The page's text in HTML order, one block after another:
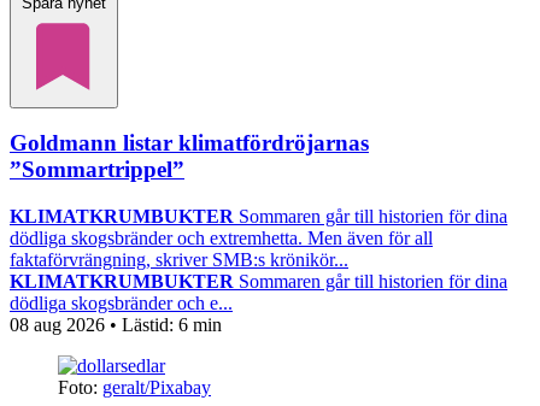
Goldmann listar klimatfördröjarnas
”Sommartrippel”
KLIMATKRUMBUKTER Sommaren går till historien för dina
dödliga skogsbränder och extremhetta. Men även för all
faktaförvrängning, skriver SMB:s krönikör...
KLIMATKRUMBUKTER Sommaren går till historien för dina
dödliga skogsbränder och e...
08 aug 2026 • Lästid: 6 min
Foto: geralt/Pixabay